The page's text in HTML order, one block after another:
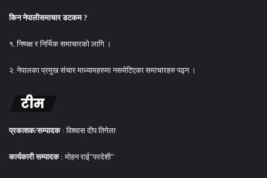
किन नेपालीसमाचार डटकम ?
१. निष्पक्ष र निर्भिक समाचारको लागि ।
२. नेपालका प्रमुख संचार माध्यामहरुमा नसमेटिएका समाचारहरु पढ्न ।
टीम
प्रकाशक/सम्पादक : विश्वास दीप तिगेला
कार्यकारी सम्पादक: मोहन राई”परदेशी”